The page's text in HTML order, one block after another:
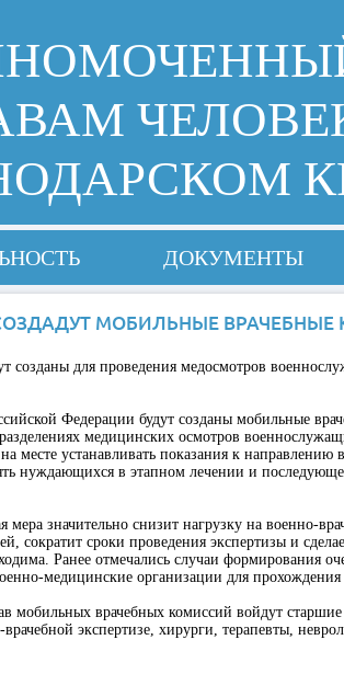
ДОКУМЕНТЫ
МОБИЛЬНЫЕ ВРАЧЕБНЫЕ
созданы для проведения медосмотров
Федерации будут созданы мобильные
медицинских осмотров
месте устанавливать показания к направлению
нуждающихся в этапном лечении и
мера значительно снизит нагрузку на военно-
сократит сроки проведения экспертизы и
Ранее отмечались случаи формирования
медицинские организации для прохождения
мобильных врачебных комиссий войдут старшие
экспертизе, хирурги, терапевты,